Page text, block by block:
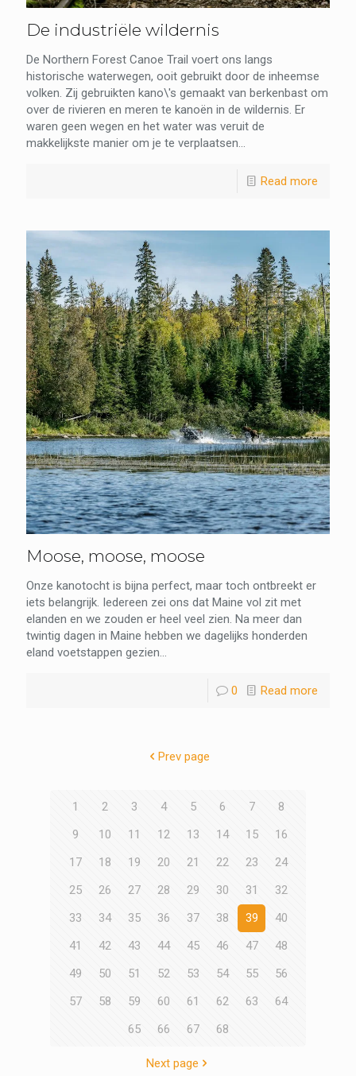
De industriële wildernis
De Northern Forest Canoe Trail voert ons langs
historische waterwegen, ooit gebruikt door de inheemse
volken. Zij gebruikten kano\'s gemaakt van berkenbast om
over de rivieren en meren te kanoën in de wildernis. Er
waren geen wegen en het water was veruit de
makkelijkste manier om je te verplaatsen...
Read more
Moose, moose, moose
Onze kanotocht is bijna perfect, maar toch ontbreekt er
iets belangrijk. Iedereen zei ons dat Maine vol zit met
elanden en we zouden er heel veel zien. Na meer dan
twintig dagen in Maine hebben we dagelijks honderden
eland voetstappen gezien...
0 Read more
Prev page
1 2 3 4 5 6 7
8
9
10 11 12 13 14 15
16
17
18 19 20 21 22 23
24
25
26 27 28 29 30 31
32
33
34 35 36 37 38 39
40
41
42 43 44 45 46 47
48
49
50 51 52 53 54 55
56
57
58 59 60 61 62 63
64
65
66 67 68
Next page